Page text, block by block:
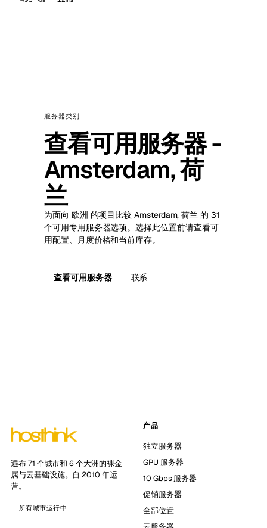
服务器类别
查看可用服务器 -
Amsterdam, 荷
兰
为面向 欧洲 的项目比较 Amsterdam, 荷兰 的 31
个可用专用服务器选项。选择此位置前请查看可
用配置、月度价格和当前库存。
查看可用服务器 联系
遍布 71 个城市和 6 个大洲的裸金
属与云基础设施。自 2010 年运
营。
所有城市运行中
产品
独立服务器
GPU 服务器
10 Gbps 服务器
促销服务器
全部位置